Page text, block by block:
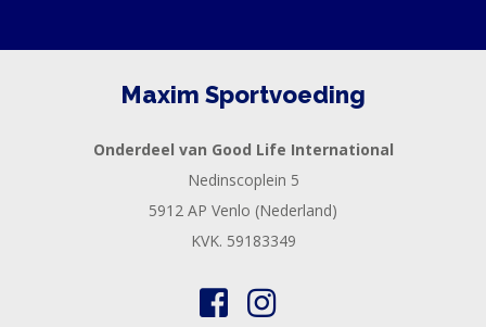
Maxim Sportvoeding
Onderdeel van Good Life International
Nedinscoplein 5
5912 AP Venlo (Nederland)
KVK. 59183349